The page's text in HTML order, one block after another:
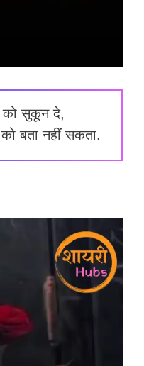
सुकून दे,
बता नहीं सकता.